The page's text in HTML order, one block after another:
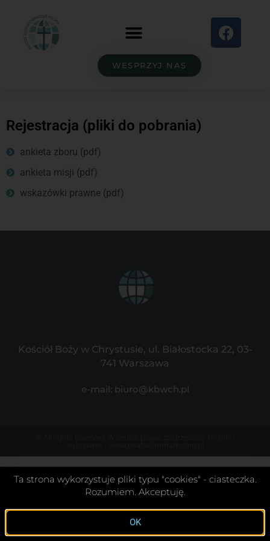
WESPRZYJ NAS
Rejestracja (pliki do pobrania)
ankieta zboru (pdf)
ankieta misji (pdf)
wskazówki prawne (pdf)
Kościół Boży w Chrystusie, ul. Białostocka 22, 03-
741 Warszawa
e-mail: biuro@kbwch.pl
Ta strona wykorzystuje pliki typu "cookies" - ciasteczka.
Rozumiem. Akceptuję.
OK